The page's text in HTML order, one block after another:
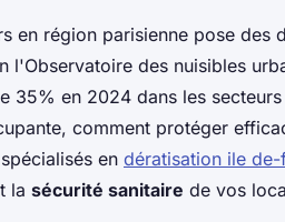
en région parisienne pose des
l'Observatoire des nuisibles
35% en 2024 dans les
comment protéger
en dératisation ile
la sécurité sanitaire de vos